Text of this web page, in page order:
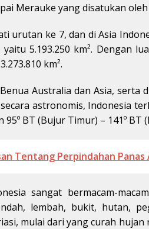
Merauke yang disatukan
urutan ke 7, dan di Asia
5.193.250 km². Dengan
km².
Australia dan Asia, serta
astronomis, Indonesia
95º BT (Bujur Timur) – 141º BT
Tentang Perpindahan Panas
sangat bermacam-
lembah, bukit, hutan,
mulai dari yang curah